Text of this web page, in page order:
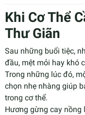
Khi Cơ Thể
Thư Giãn
Sau những buổi tiệc,
đầu, mệt mỏi hay khó
Trong những lúc đó,
chọn nhẹ nhàng giúp
trong cơ thể.
Hương gừng cay nồng